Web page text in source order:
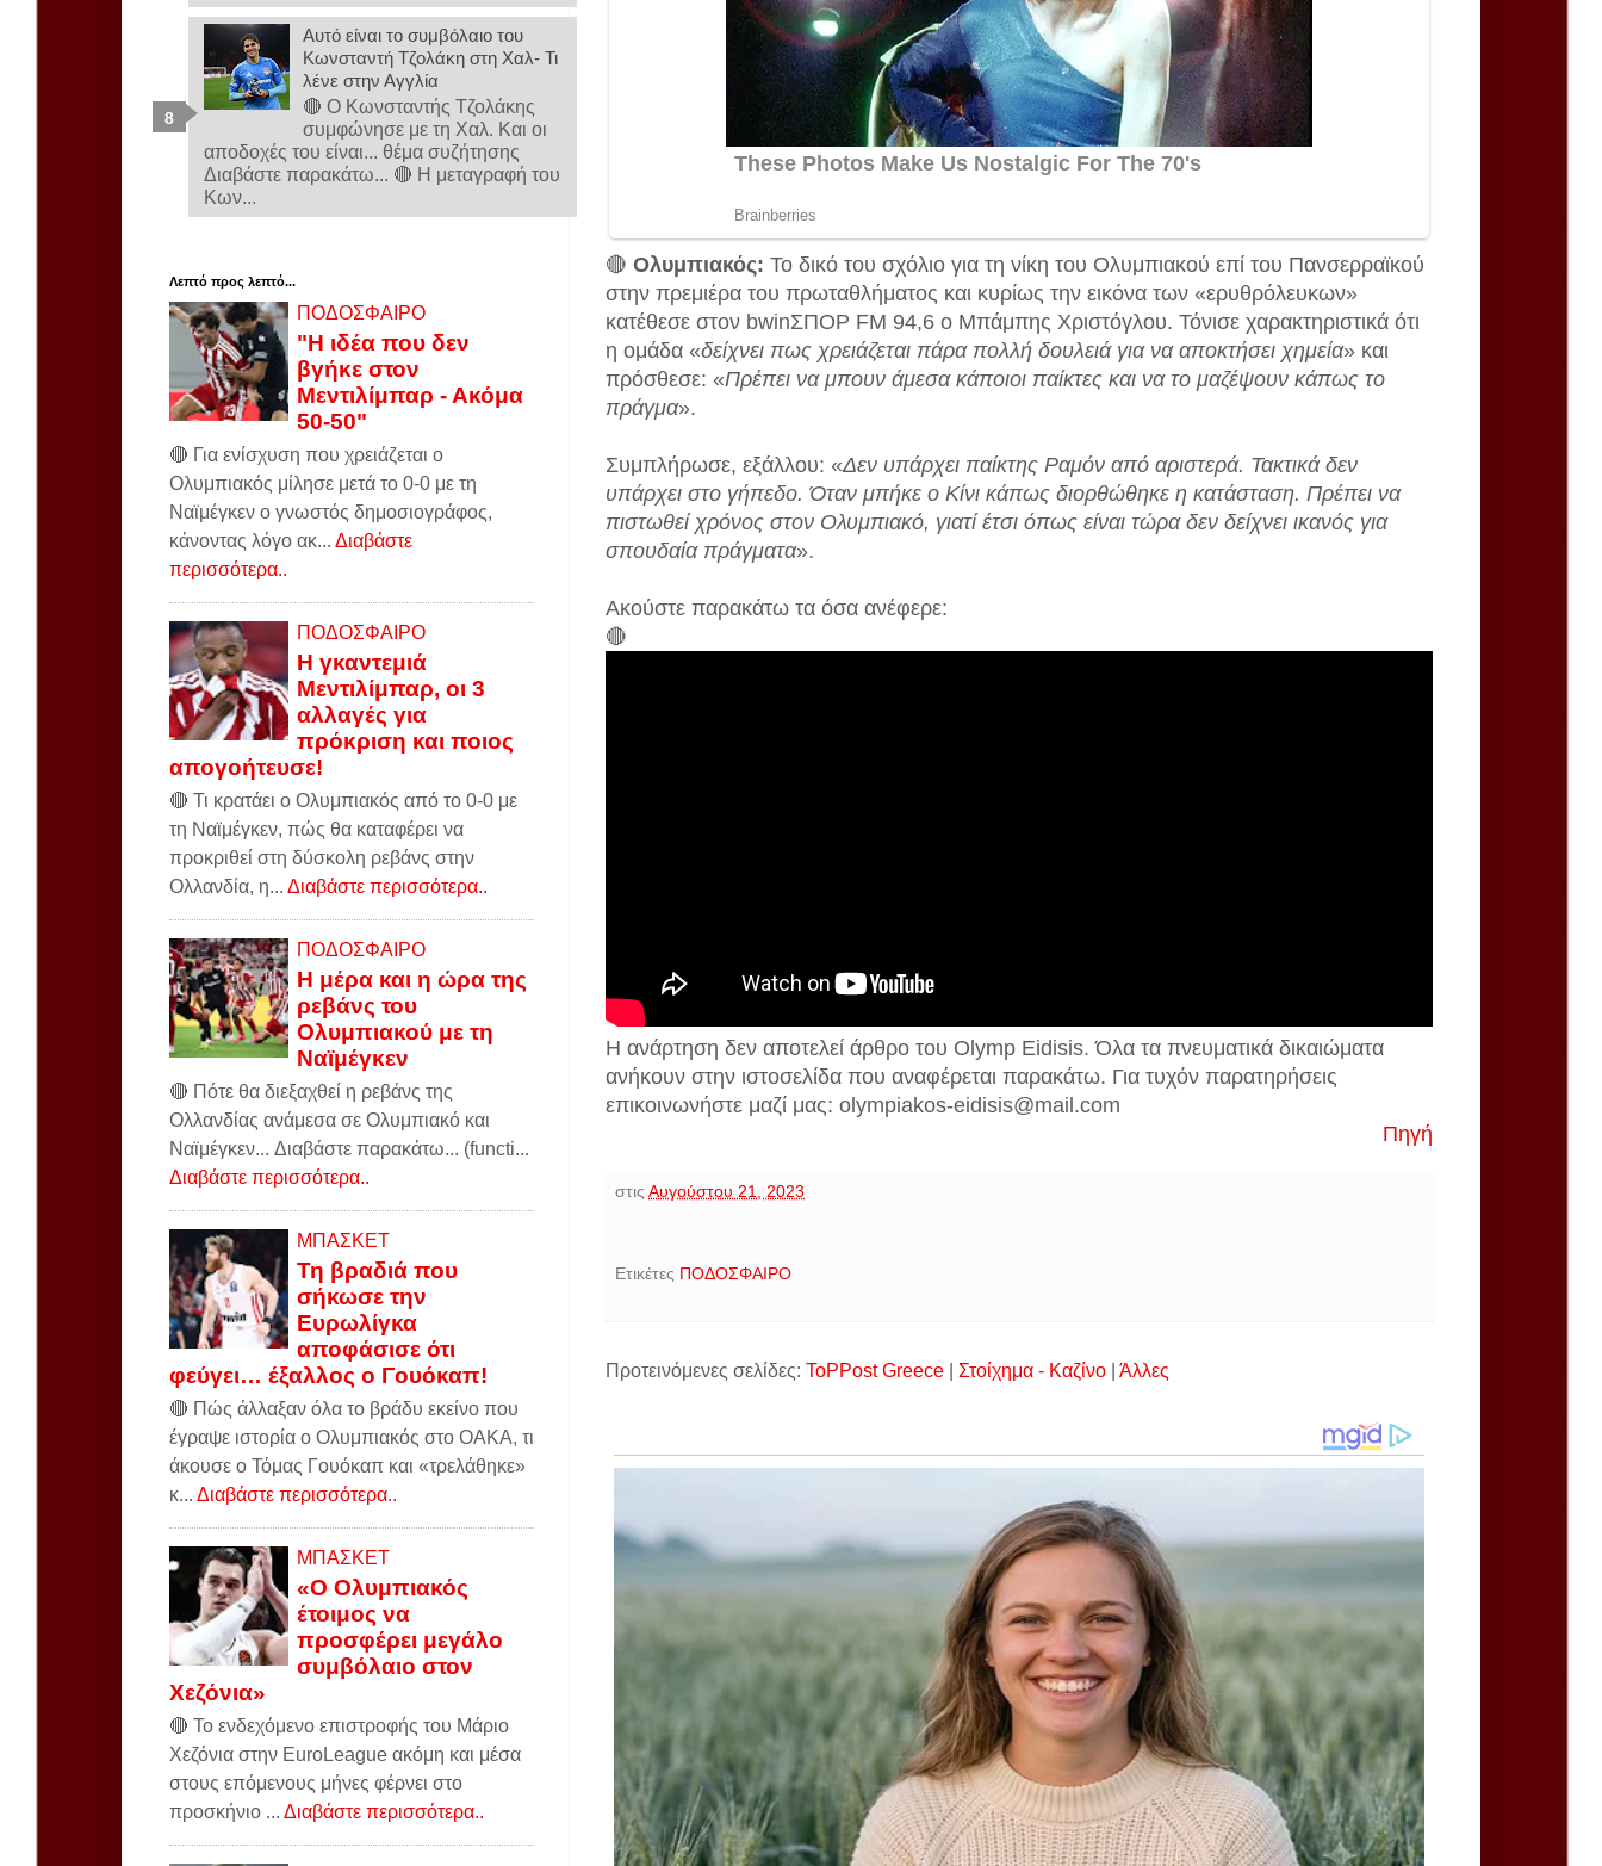
🔴 Ολυμπιακός: Το δικό του σχόλιο για τη νίκη του Ολυμπιακού επί του Πανσερραϊκού
στην πρεμιέρα του πρωταθλήματος και κυρίως την εικόνα των «ερυθρόλευκων»
κατέθεσε στον bwinΣΠΟΡ FM 94,6 ο Μπάμπης Χριστόγλου. Τόνισε χαρακτηριστικά ότι
η ομάδα «δείχνει πως χρειάζεται πάρα πολλή δουλειά για να αποκτήσει χημεία» και
πρόσθεσε: «Πρέπει να μπουν άμεσα κάποιοι παίκτες και να το μαζέψουν κάπως το
πράγμα».
Συμπλήρωσε, εξάλλου: «Δεν υπάρχει παίκτης Ραμόν από αριστερά. Τακτικά δεν
υπάρχει στο γήπεδο. Όταν μπήκε ο Κίνι κάπως διορθώθηκε η κατάσταση. Πρέπει να
πιστωθεί χρόνος στον Ολυμπιακό, γιατί έτσι όπως είναι τώρα δεν δείχνει ικανός για
σπουδαία πράγματα».
Ακούστε παρακάτω τα όσα ανέφερε:
🔴
Η ανάρτηση δεν αποτελεί άρθρο του Olymp Eidisis. Όλα τα πνευματικά δικαιώματα
ανήκουν στην ιστοσελίδα που αναφέρεται παρακάτω. Για τυχόν παρατηρήσεις
επικοινωνήστε μαζί μας: olympiakos-eidisis@mail.com
Πηγή
στις Αυγούστου 21, 2023
Ετικέτες ΠΟΔΟΣΦΑΙΡΟ
Προτεινόμενες σελίδες: ToPPost Greece Στοίχημα - Καζίνο Άλλες
Αυτό είναι το συμβόλαιο του
Κωνσταντή Τζολάκη στη Χαλ- Τι
λένε στην Αγγλία
🔴 Ο Κωνσταντής Τζολάκης
συμφώνησε με τη Χαλ. Και οι
αποδοχές του είναι... θέμα συζήτησης
Διαβάστε παρακάτω... 🔴 Η μεταγραφή του
Κων...
Λεπτό προς λεπτό...
ΠΟΔΟΣΦΑΙΡΟ
"Η ιδέα που δεν
βγήκε στον
Μεντιλίμπαρ - Ακόμα
50-50"
🔴 Για ενίσχυση που χρειάζεται ο
Ολυμπιακός μίλησε μετά το 0-0 με τη
Ναϊμέγκεν ο γνωστός δημοσιογράφος,
κάνοντας λόγο ακ... Διαβάστε
περισσότερα..
ΠΟΔΟΣΦΑΙΡΟ
Η γκαντεμιά
Μεντιλίμπαρ, οι 3
αλλαγές για
πρόκριση και ποιος
απογοήτευσε!
🔴 Τι κρατάει ο Ολυμπιακός από το 0-0 με
τη Ναϊμέγκεν, πώς θα καταφέρει να
προκριθεί στη δύσκολη ρεβάνς στην
Ολλανδία, η... Διαβάστε περισσότερα..
ΠΟΔΟΣΦΑΙΡΟ
Η μέρα και η ώρα της
ρεβάνς του
Ολυμπιακού με τη
Ναϊμέγκεν
🔴 Πότε θα διεξαχθεί η ρεβάνς της
Ολλανδίας ανάμεσα σε Ολυμπιακό και
Ναϊμέγκεν... Διαβάστε παρακάτω... (functi...
Διαβάστε περισσότερα..
ΜΠΑΣΚΕΤ
Τη βραδιά που
σήκωσε την
Ευρωλίγκα
αποφάσισε ότι
φεύγει… έξαλλος ο Γουόκαπ!
🔴 Πώς άλλαξαν όλα το βράδυ εκείνο που
έγραψε ιστορία ο Ολυμπιακός στο ΟΑΚΑ, τι
άκουσε ο Τόμας Γουόκαπ και «τρελάθηκε»
κ... Διαβάστε περισσότερα..
ΜΠΑΣΚΕΤ
«Ο Ολυμπιακός
έτοιμος να
προσφέρει μεγάλο
συμβόλαιο στον
Χεζόνια»
🔴 Το ενδεχόμενο επιστροφής του Μάριο
Χεζόνια στην EuroLeague ακόμη και μέσα
στους επόμενους μήνες φέρνει στο
προσκήνιο ... Διαβάστε περισσότερα..